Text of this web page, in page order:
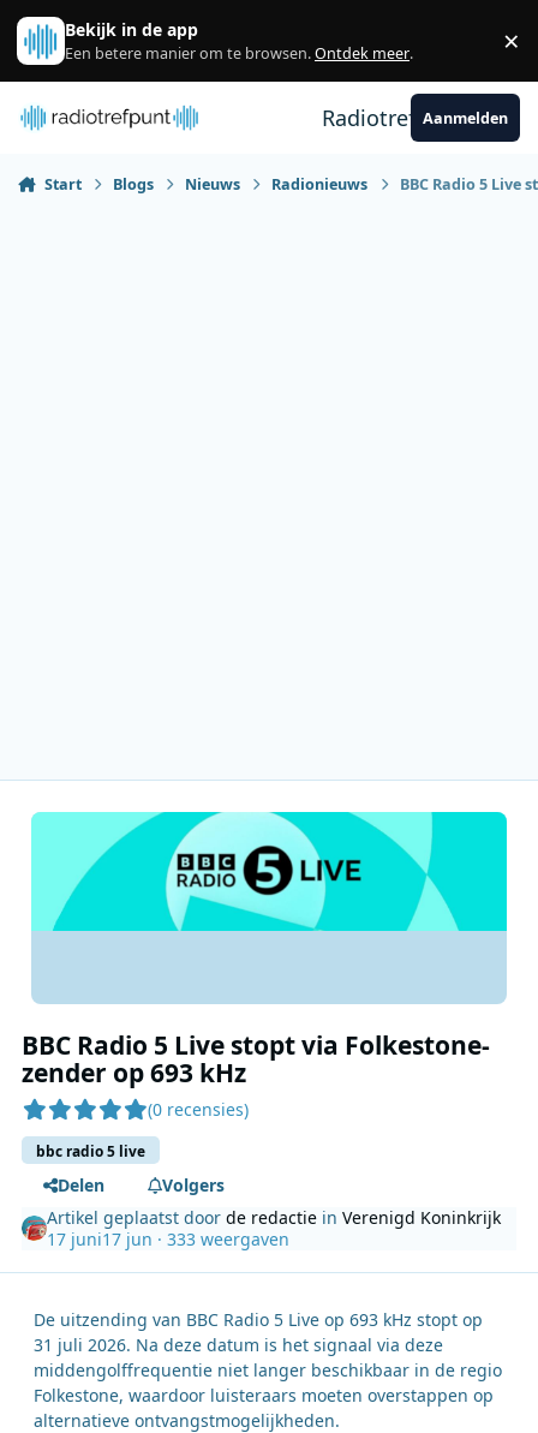
Spring naar bijdragen
Bekijk in de app
Een betere manier om te browsen.Ontdek meer. ×
RadiotrefpuntAanmelden
Start Blogs Nieuws Radionieuws BBC Radio 5 Live
BBC Radio 5 Live stopt via Folkestone-
zender op 693 kHz
(0 recensies)
bbc radio 5 live
Delen
Volgers
Artikel geplaatst doorde redactie inVerenigd Koninkrijk
17 juni17 jun · 333 weergaven
De uitzending van BBC Radio 5 Live op 693 kHz stopt op
31 juli 2026. Na deze datum is het signaal via deze
middengolffrequentie niet langer beschikbaar in de regio
Folkestone, waardoor luisteraars moeten overstappen op
alternatieve ontvangstmogelijkheden.